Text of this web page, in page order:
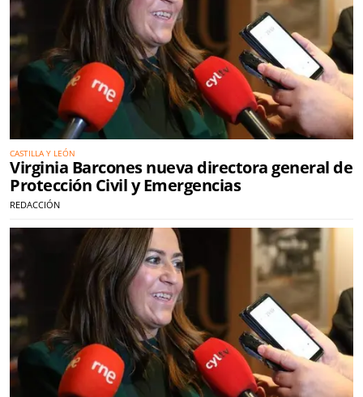
CASTILLA Y LEÓN
Virginia Barcones nueva directora general de
Protección Civil y Emergencias
REDACCIÓN